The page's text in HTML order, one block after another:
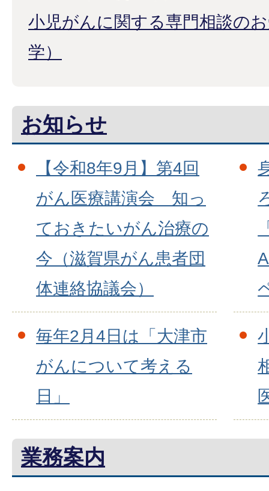
小児がんに関する専門相談の
学）
お知らせ
【令和8年9月】第4回
がん医療講演会 知っ
ておきたいがん治療の
今（滋賀県がん患者団
体連絡協議会）
毎年2月4日は「大津市
がんについて考える
日」
業務案内